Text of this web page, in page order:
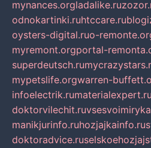
mynances.orgladalike.ru
odnokartinki.ruhtccare.ru
oysters-digital.ruo-
myremont.orgportal-
superdeutsch.ru
mypetslife.orgwarren-
infoelectrik.rumaterialexpert.ru
doktorvilechit.ru
manikjurinfo.ruhozjajkainfo.ru
doktoradvice.ru